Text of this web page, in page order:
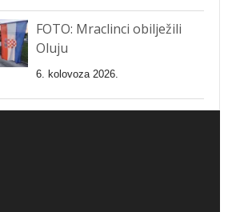
FOTO: Mraclinci obilježili
Oluju
6. kolovoza 2026.